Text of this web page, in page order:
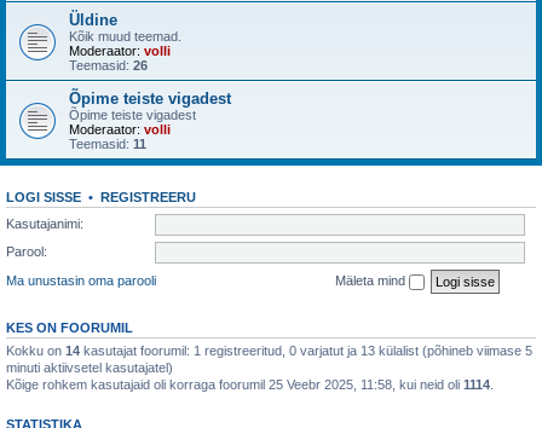
Üldine
Kõik muud teemad.
Moderaator: volli
Teemasid: 26
Õpime teiste vigadest
Õpime teiste vigadest
Moderaator: volli
Teemasid: 11
LOGI SISSE • REGISTREERU
Kasutajanimi:
Parool:
Ma unustasin oma parooli
Mäleta mind
KES ON FOORUMIL
Kokku on 14 kasutajat foorumil: 1 registreeritud, 0 varjatut ja 13 külalist (põhineb viimase 5
minuti aktiivsetel kasutajatel)
Kõige rohkem kasutajaid oli korraga foorumil 25 Veebr 2025, 11:58, kui neid oli 1114
STATISTIKA